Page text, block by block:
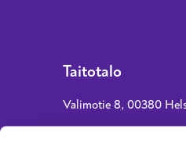
Taitotalo
Valimotie 8, 00380